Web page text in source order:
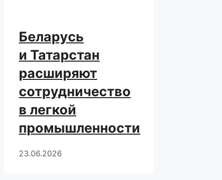
Беларусь
и Татарстан
расширяют
сотрудничество
в легкой
промышленности
23.06.2026